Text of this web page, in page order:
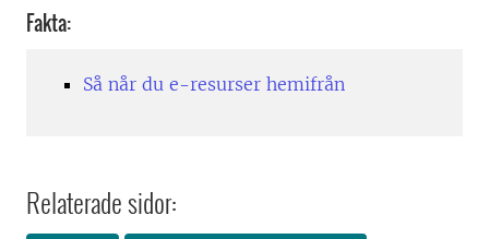
Fakta:
Så når du e-resurser hemifrån
Relaterade sidor: